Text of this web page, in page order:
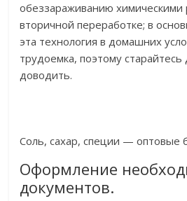
обеззараживанию химическими
вторичной переработке; в
эта технология в домашних
трудоемка, поэтому старайтесь
доводить.
Соль, сахар, специи — оптовые
Оформление
документов.